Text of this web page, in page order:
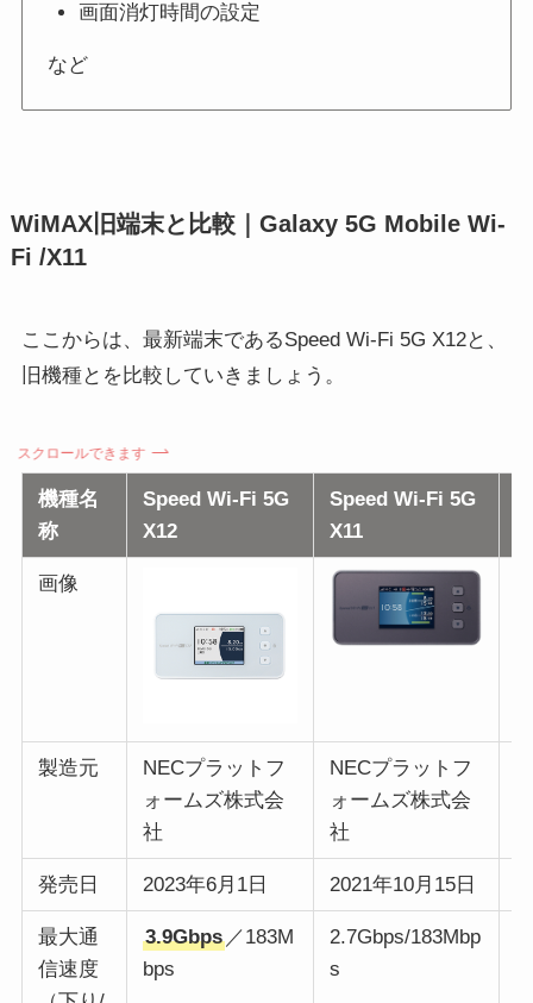
画面消灯時間の設定
など
WiMAX旧端末と比較｜Galaxy 5G Mobile Wi-
Fi /X11
ここからは、最新端末であるSpeed Wi-Fi 5G X12と、
旧機種とを比較していきましょう。
スクロールできます
機種名
称
Speed Wi-Fi 5G
X12
Speed Wi-Fi 5G
X11
画像
製造元
NECプラットフ
ォームズ株式会
社
NECプラットフ
ォームズ株式会
社
発売日 2023年6月1日 2021年10月15日
最大通
信速度
3.9Gbps／183M
bps
2.7Gbps/183Mbp
s